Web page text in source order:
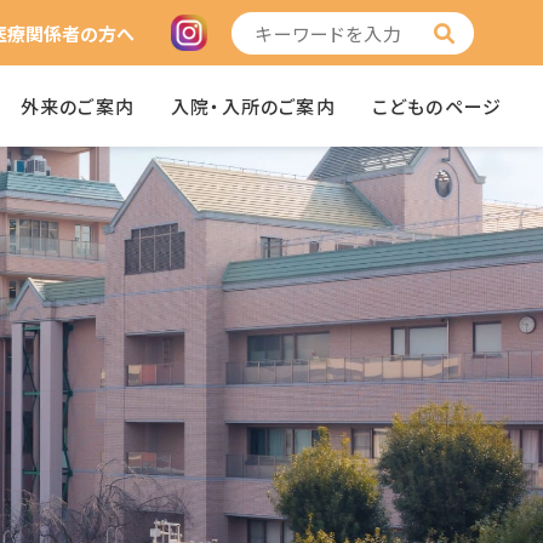
療関係者の方へ
外来のご案内 入院・入所のご案内 こどものページ